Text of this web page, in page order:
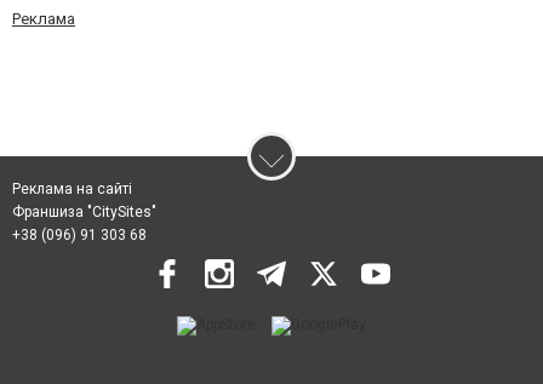
Реклама
Реклама на сайті
Франшиза "CitySites"
+38 (096) 91 303 68